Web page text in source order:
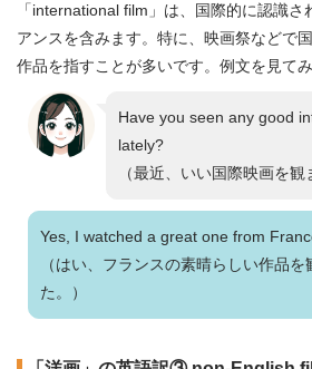
「international film」は、国際的に認識さ
アンスを含みます。特に、映画祭などで
作品を指すことが多いです。例文を見てみ
Have you seen any good
lately?
（最近、いい国際映画を観
Yes, I watched a great one from
（はい、フランスの素晴らしい作品を
た。）